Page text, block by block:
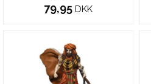
79,95 DKK